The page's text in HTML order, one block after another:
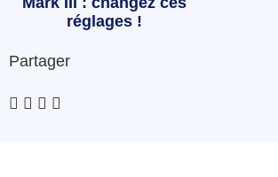
réglages !
Partager